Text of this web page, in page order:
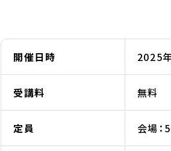
開催日時 2025
受講料 無料
定員 会場：